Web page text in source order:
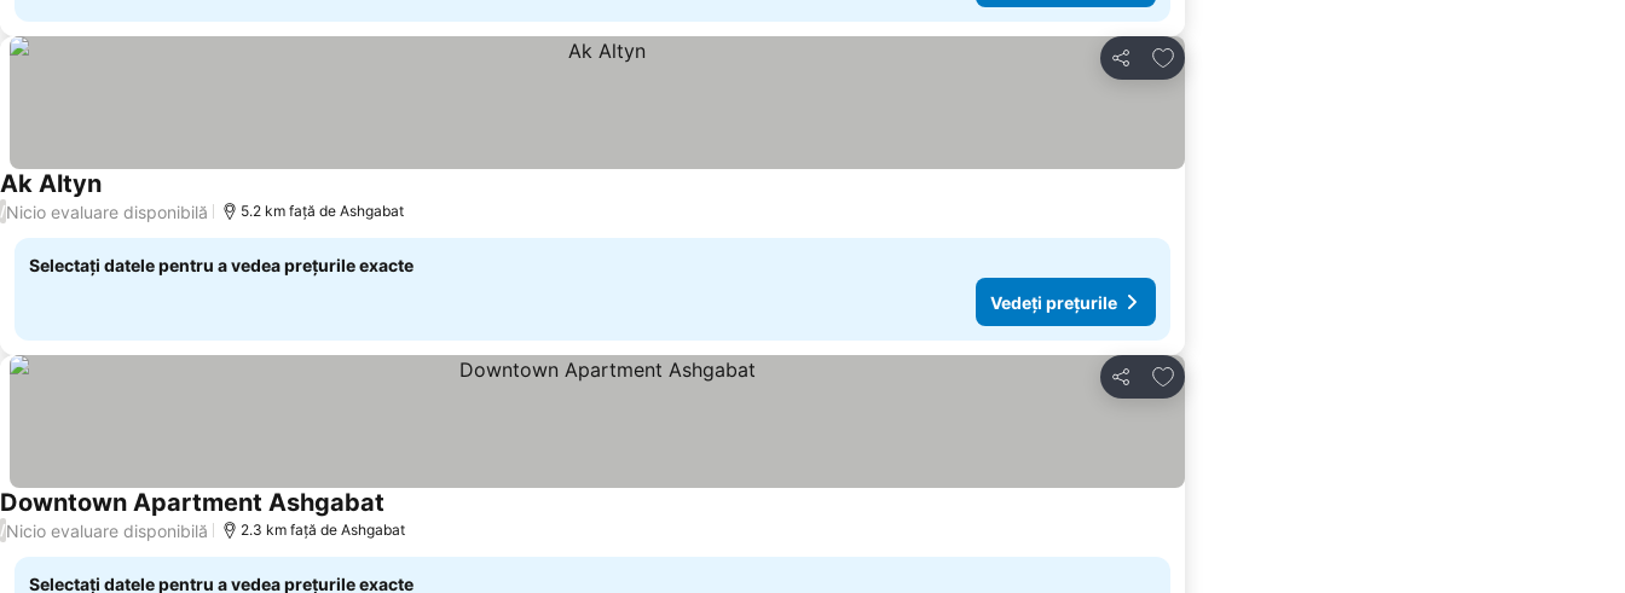
Distribuiți
Adăugaţi la favorite
Ak Altyn
/Nicio evaluare disponibilă 5.2 km faţă de Ashgabat
Selectați datele pentru a vedea prețurile exacte
Vedeți prețurile
Distribuiți
Adăugaţi la favorite
Downtown Apartment Ashgabat
/Nicio evaluare disponibilă 2.3 km faţă de Ashgabat
Selectați datele pentru a vedea prețurile exacte